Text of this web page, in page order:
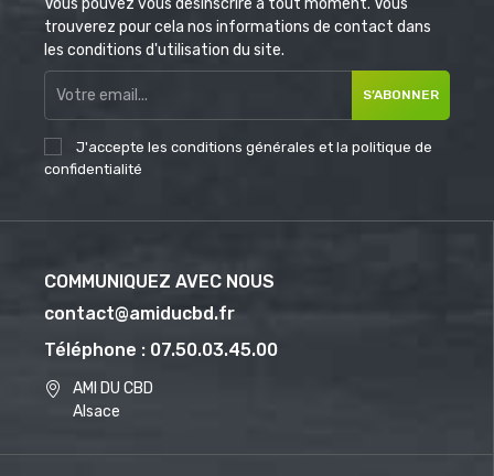
trouverez pour cela nos informations de contact dans
les conditions d'utilisation du site.
S’ABONNER
J'accepte les conditions générales et la politique de
confidentialité
COMMUNIQUEZ AVEC NOUS
contact@amiducbd.fr
Téléphone : 07.50.03.45.00
AMI DU CBD
Alsace